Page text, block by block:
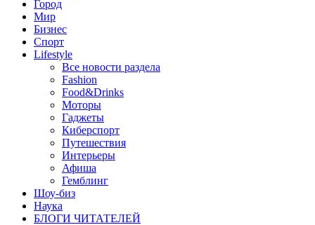
Город
Мир
Бизнес
Спорт
Lifestyle
Все новости раздела
Fashion
Food&Drinks
Моторы
Гаджеты
Киберспорт
Путешествия
Интерьеры
Афиша
Гемблинг
Шоу-биз
Наука
БЛОГИ ЧИТАТЕЛЕЙ